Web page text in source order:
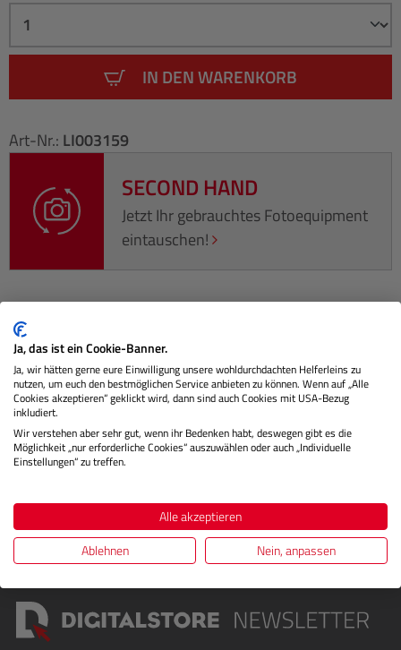
IN DEN WARENKORB
Art-Nr.: LI003159
SECOND HAND
Jetzt Ihr gebrauchtes Fotoequipment
eintauschen!
Beschreibung
Das Wabenraster ist eine kompakte und hochwertige
Option zur präzisen Lichtlenkung. Es ermöglicht eine
gezielte Lichtlenkung…
Mehr
Herstellerinformationen
Bewertungen
Ja, das ist ein Cookie-Banner.
Ja, wir hätten gerne eure Einwilligung unsere wohldurchdachten Helferleins zu
nutzen, um euch den bestmöglichen Service anbieten zu können. Wenn auf „Alle
Cookies akzeptieren“ geklickt wird, dann sind auch Cookies mit USA-Bezug
inkludiert.
Wir verstehen aber sehr gut, wenn ihr Bedenken habt, deswegen gibt es die
Möglichkeit „nur erforderliche Cookies“ auszuwählen oder auch „Individuelle
Einstellungen“ zu treffen.
Alle akzeptieren
Ablehnen
Nein, anpassen